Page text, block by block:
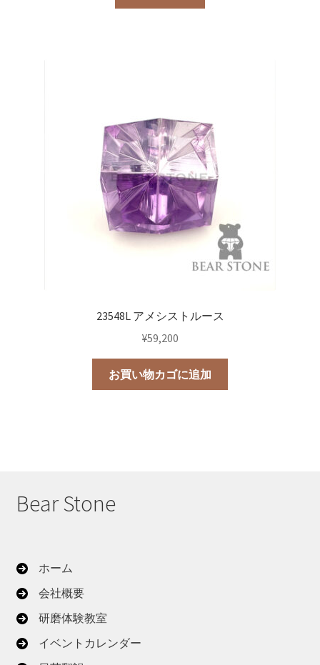
23548L アメシストルース
¥59,200
お買い物カゴに追加
Bear Stone
ホーム
会社概要
研磨体験教室
イベントカレンダー